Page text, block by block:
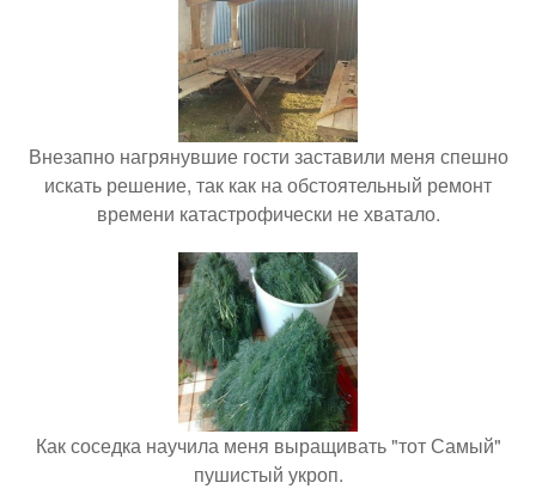
Внезапно нагрянувшие гости заставили меня спешно
искать решение, так как на обстоятельный ремонт
времени катастрофически не хватало.
Как соседка научила меня выращивать "тот Самый"
пушистый укроп.